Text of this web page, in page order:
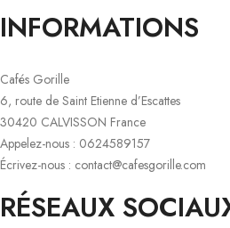
INFORMATIONS
Cafés Gorille
6, route de Saint Etienne d’Escattes
30420 CALVISSON France
Appelez-nous : 0624589157
Écrivez-nous : contact@cafesgorille.com
RÉSEAUX